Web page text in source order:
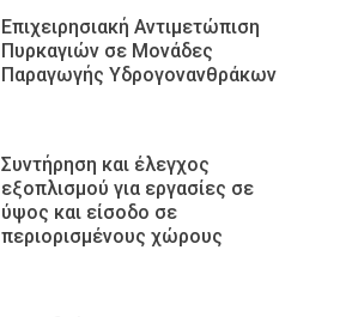
Επιχειρησιακή Αντιμετώπιση
Πυρκαγιών σε Μονάδες
Παραγωγής Υδρογονανθράκων
Συντήρηση και έλεγχος
εξοπλισμού για εργασίες σε
ύψος και είσοδο σε
περιορισμένους χώρους